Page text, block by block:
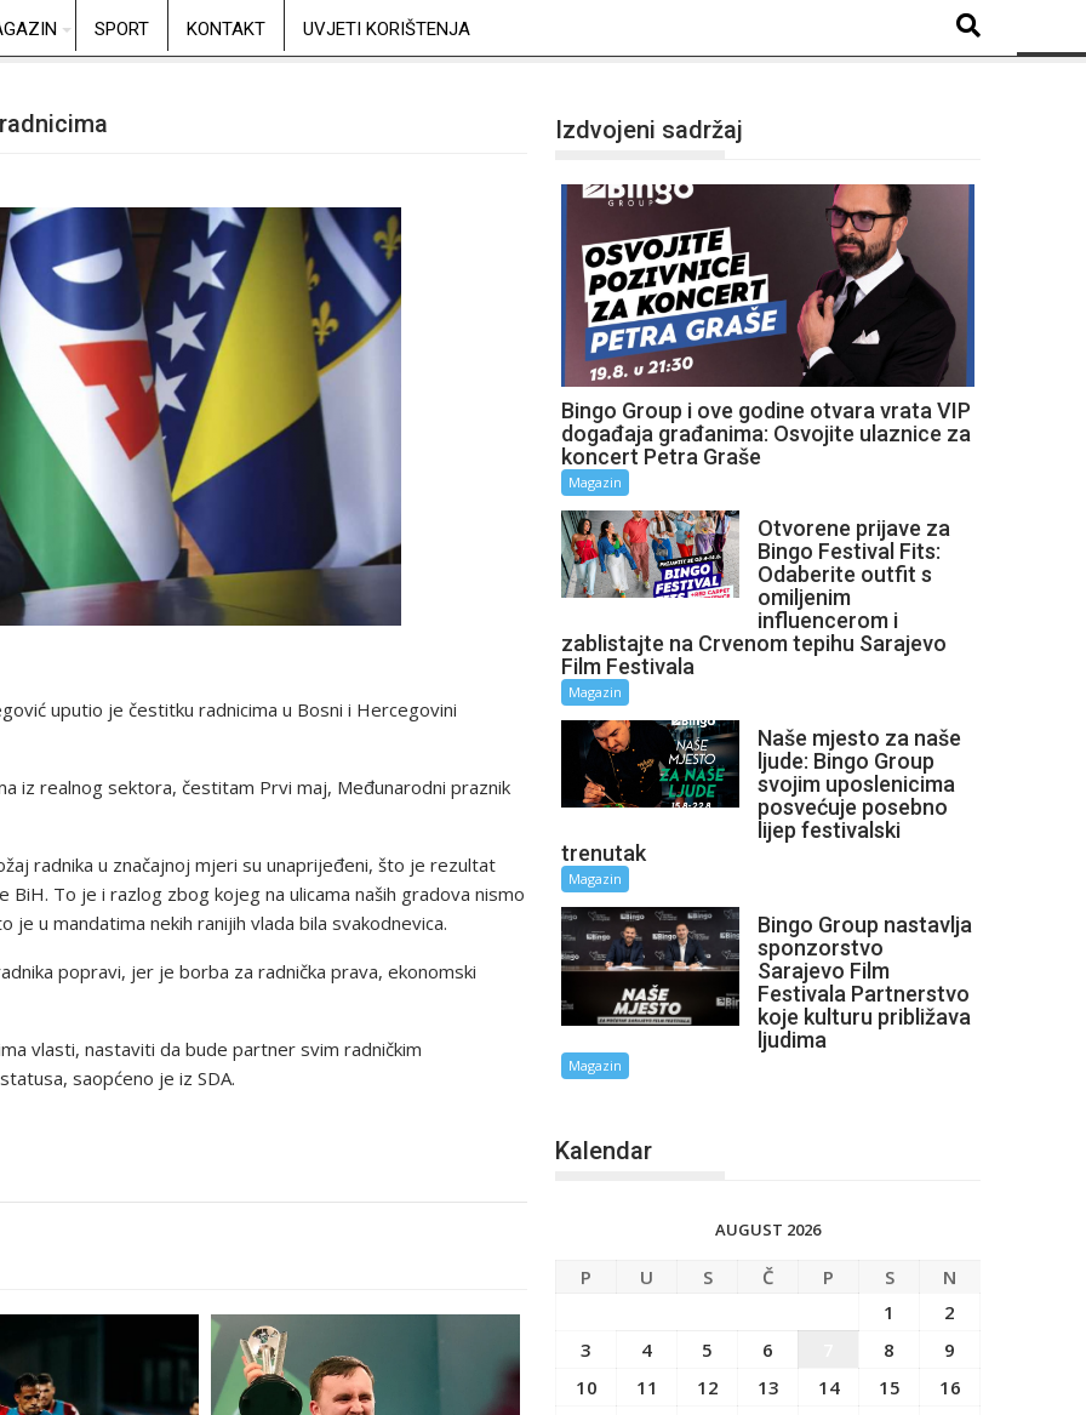
SPORT KONTAKT UVJETI KORIŠTENJA
uputio je čestitku radnicima u Bosni i Hercegovini
iz realnog sektora, čestitam Prvi maj, Međunarodni praznik
radnika u značajnoj mjeri su unaprijeđeni, što je rezultat
To je i razlog zbog kojeg na ulicama naših gradova nismo
u mandatima nekih ranijih vlada bila svakodnevica.
popravi, jer je borba za radnička prava, ekonomski
vlasti, nastaviti da bude partner svim radničkim
saopćeno je iz SDA.
Izdvojeni sadržaj
Bingo Group i ove godine otvara vrata VIP
događaja građanima: Osvojite ulaznice za
koncert Petra Graše
Magazin
Otvorene prijave za
Bingo Festival Fits:
Odaberite outfit s
omiljenim
influencerom i
zablistajte na Crvenom tepihu Sarajevo
Film Festivala
Magazin
Naše mjesto za naše
ljude: Bingo Group
svojim uposlenicima
posvećuje posebno
lijep festivalski
trenutak
Magazin
Bingo Group nastavlja
sponzorstvo
Sarajevo Film
Festivala Partnerstvo
koje kulturu približava
ljudima
Magazin
Kalendar
AUGUST 2026
P U S Č P S
N
1
2
3
4 5 6 8
9
10
11 12 13 14 15
16